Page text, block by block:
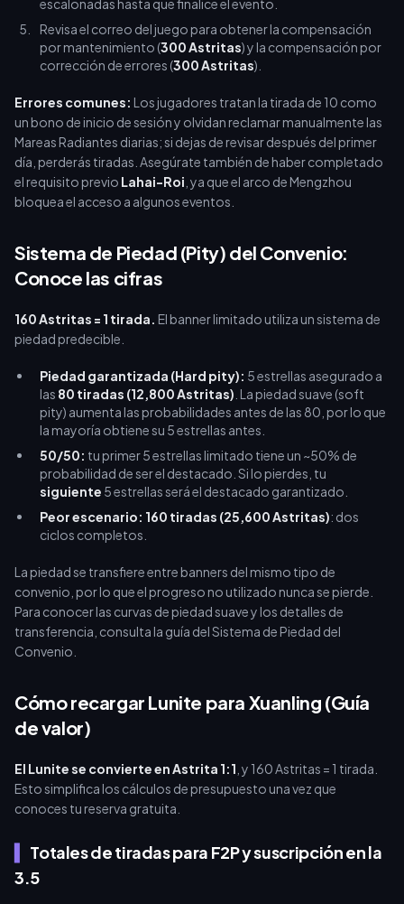
escalonadas hasta que finalice el evento.
Revisa el correo del juego para obtener la compensación
por mantenimiento (300 Astritas) y la compensación por
corrección de errores (300 Astritas).
Errores comunes: Los jugadores tratan la tirada de 10 como
un bono de inicio de sesión y olvidan reclamar manualmente las
Mareas Radiantes diarias; si dejas de revisar después del primer
día, perderás tiradas. Asegúrate también de haber completado
el requisito previo Lahai-Roi , ya que el arco de Mengzhou
bloquea el acceso a algunos eventos.
Sistema de Piedad (Pity) del Convenio:
Conoce las cifras
160 Astritas = 1 tirada. El banner limitado utiliza un sistema de
piedad predecible.
Piedad garantizada (Hard pity): 5 estrellas asegurado a
las 80 tiradas (12,800 Astritas) . La piedad suave (soft
pity) aumenta las probabilidades antes de las 80, por lo que
la mayoría obtiene su 5 estrellas antes.
50/50: tu primer 5 estrellas limitado tiene un ~50% de
probabilidad de ser el destacado. Si lo pierdes, tu
siguiente 5 estrellas será el destacado garantizado.
Peor escenario: 160 tiradas (25,600 Astritas): dos
ciclos completos.
La piedad se transfiere entre banners del mismo tipo de
convenio, por lo que el progreso no utilizado nunca se pierde.
Para conocer las curvas de piedad suave y los detalles de
transferencia, consulta la guía del Sistema de Piedad del
Convenio.
Cómo recargar Lunite para Xuanling (Guía
de valor)
El Lunite se convierte en Astrita 1:1 , y 160 Astritas = 1 tirada.
Esto simplifica los cálculos de presupuesto una vez que
conoces tu reserva gratuita.
Totales de tiradas para F2P y suscripción en la
3.5